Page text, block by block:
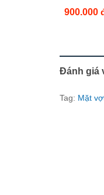
900.000
Đánh giá
Tag: Mặt